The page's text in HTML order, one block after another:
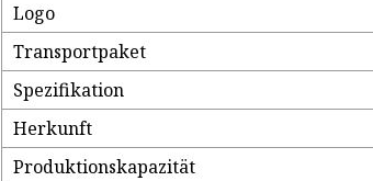
Logo
Transportpaket
Spezifikation
Herkunft
Produktionskapazität